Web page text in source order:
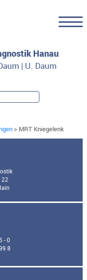
Hanau
| U. Daum
> MRT Kniegelenk
22
- 0
8